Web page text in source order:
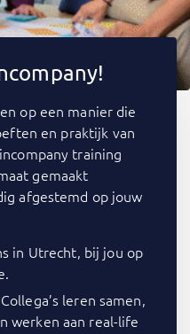
op een manier die
en praktijk van
training
gemaakt
afgestemd op jouw
in Utrecht, bij jou op
leren samen,
werken aan real-life